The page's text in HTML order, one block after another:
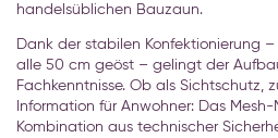
handelsüblichen Bauzaun.
Dank der stabilen Konfektionierung
alle 50 cm geöst – gelingt der
Fachkenntnisse. Ob als Sichtschutz,
Information für Anwohner: Das
Kombination aus technischer